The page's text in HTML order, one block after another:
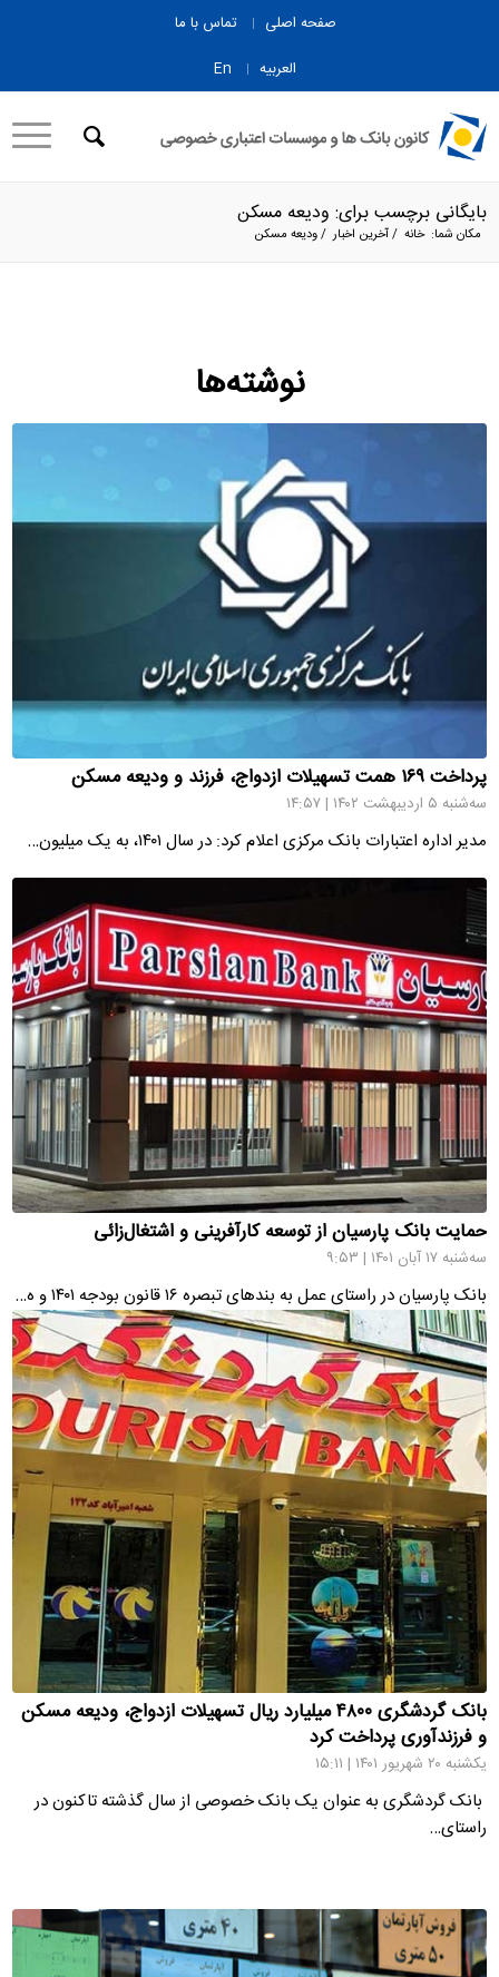
صفحه اصلی
تماس با ما
العربیه
En
بایگانی برچسب برای: ودیعه مسکن
مکان شما: خانه /آخرین اخبار /ودیعه مسکن
نوشته‌ها
پرداخت ۱۶۹ همت تسهیلات ازدواج، فرزند و ودیعه مسکن
سه‌شنبه ۵ اردیبهشت ۱۴۰۲ | ۱۴:۵۷
مدیر اداره اعتبارات بانک مرکزی اعلام کرد: در سال ۱۴۰۱، به یک میلیون…
حمایت بانک پارسیان از توسعه کارآفرینی و اشتغال‌زائی
سه‌شنبه ۱۷ آبان ۱۴۰۱ | ۹:۵۳
بانک پارسیان در راستای عمل به بندهای تبصره ۱۶ قانون بودجه ۱۴۰۱ و ه…
بانک گردشگری ۴۸۰۰ میلیارد ریال تسهیلات ازدواج، ودیعه مسکن
و فرزندآوری پرداخت کرد
یکشنبه ۲۰ شهریور ۱۴۰۱ | ۱۵:۱۱
بانک گردشگری به عنوان یک بانک خصوصی از سال گذشته تاکنون در
راستای…